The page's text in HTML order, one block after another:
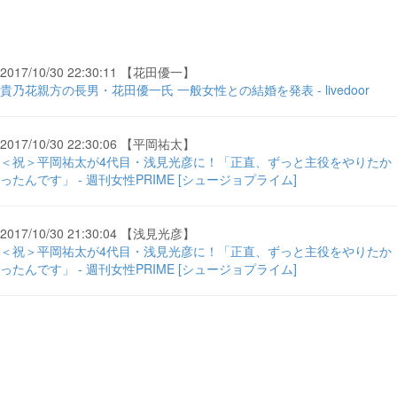
2017/10/30 22:30:11 【花田優一】
貴乃花親方の長男・花田優一氏 一般女性との結婚を発表 - livedoor
2017/10/30 22:30:06 【平岡祐太】
＜祝＞平岡祐太が4代目・浅見光彦に！「正直、ずっと主役をやりたか
ったんです」 - 週刊女性PRIME [シュージョプライム]
2017/10/30 21:30:04 【浅見光彦】
＜祝＞平岡祐太が4代目・浅見光彦に！「正直、ずっと主役をやりたか
ったんです」 - 週刊女性PRIME [シュージョプライム]